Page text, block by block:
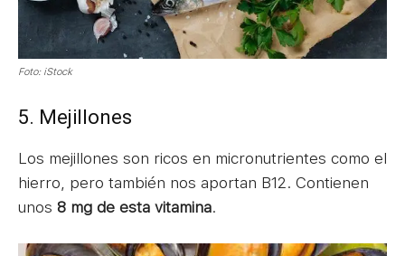
Foto: iStock
5. Mejillones
Los mejillones son ricos en micronutrientes como el
hierro, pero también nos aportan B12. Contienen
unos 8 mg de esta vitamina.